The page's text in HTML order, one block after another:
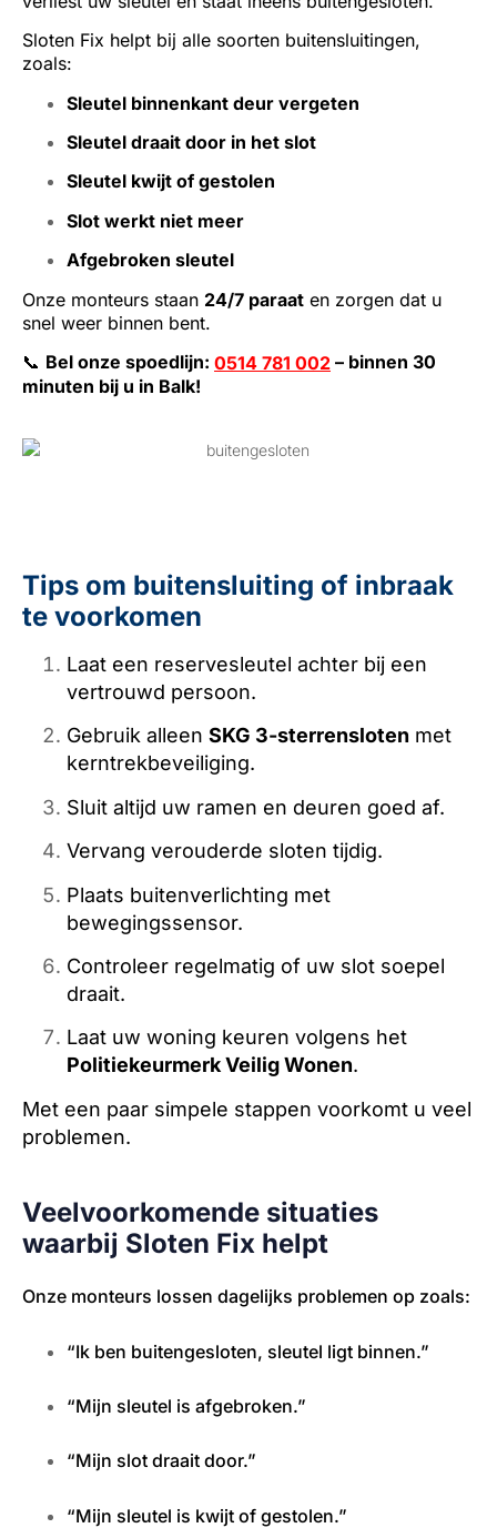
Sloten Fix helpt bij alle soorten buitensluitingen,
zoals:
Sleutel binnenkant deur vergeten
Sleutel draait door in het slot
Sleutel kwijt of gestolen
Slot werkt niet meer
Afgebroken sleutel
Onze monteurs staan 24/7 paraat en zorgen dat u
snel weer binnen bent.
📞 Bel onze spoedlijn: 0514 781 002 – binnen 30
minuten bij u in Balk!
Tips om buitensluiting of inbraak
te voorkomen
Laat een reservesleutel achter bij een
vertrouwd persoon.
Gebruik alleen SKG 3-sterrensloten met
kerntrekbeveiliging.
Sluit altijd uw ramen en deuren goed af.
Vervang verouderde sloten tijdig.
Plaats buitenverlichting met
bewegingssensor.
Controleer regelmatig of uw slot soepel
draait.
Laat uw woning keuren volgens het
Politiekeurmerk Veilig Wonen.
Met een paar simpele stappen voorkomt u veel
problemen.
Veelvoorkomende situaties
waarbij Sloten Fix helpt
Onze monteurs lossen dagelijks problemen op zoals:
“Ik ben buitengesloten, sleutel ligt binnen.”
“Mijn sleutel is afgebroken.”
“Mijn slot draait door.”
“Mijn sleutel is kwijt of gestolen.”